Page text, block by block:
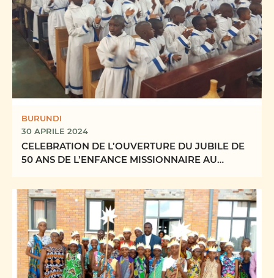
BURUNDI
30 APRILE 2024
CELEBRATION DE L’OUVERTURE DU JUBILE DE
50 ANS DE L’ENFANCE MISSIONNAIRE AU